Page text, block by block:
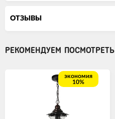
ОТЗЫВЫ
РЕКОМЕНДУЕМ ПОСМОТРЕТЬ
экономия
10%